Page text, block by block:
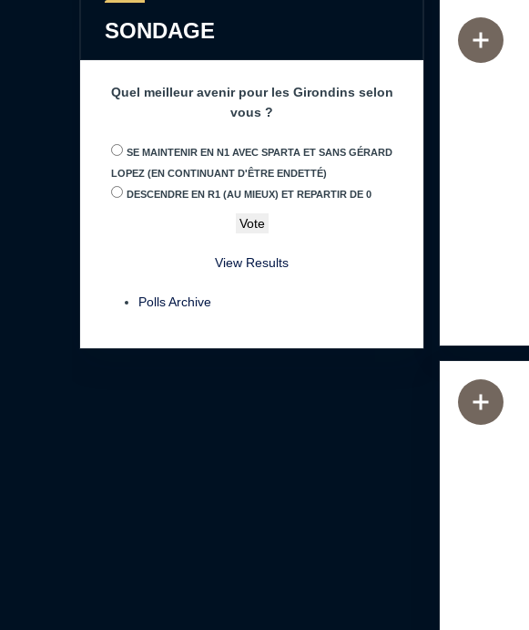
SONDAGE
Quel meilleur avenir pour les Girondins selon
vous ?
SE MAINTENIR EN N1 AVEC SPARTA ET SANS GÉRARD
LOPEZ (EN CONTINUANT D'ÊTRE ENDETTÉ)
DESCENDRE EN R1 (AU MIEUX) ET REPARTIR DE 0
View Results
Polls Archive